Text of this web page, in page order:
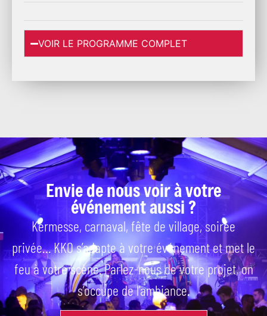
VOIR LE PROGRAMME COMPLET
Envie de nous voir à votre
événement aussi ?
Kermesse, carnaval, fête de village, soirée
privée… KKO s’adapte à votre événement et met le
feu à votre scène. Parlez-nous de votre projet, on
s’occupe de l’ambiance.